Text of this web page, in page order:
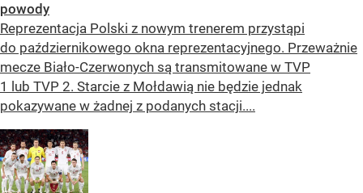
powody
Reprezentacja Polski z nowym trenerem przystąpi
do październikowego okna reprezentacyjnego. Przeważnie
mecze Biało-Czerwonych są transmitowane w TVP
1 lub TVP 2. Starcie z Mołdawią nie będzie jednak
pokazywane w żadnej z podanych stacji....